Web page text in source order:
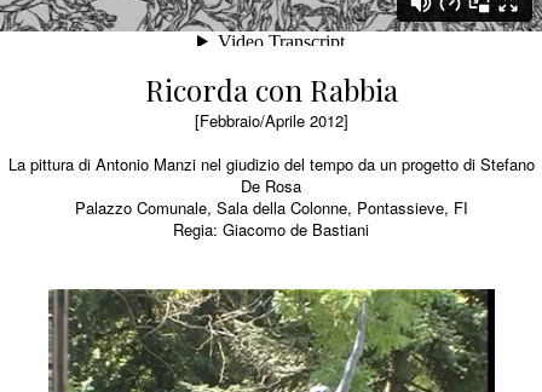
Ricorda con Rabbia
[Febbraio/Aprile 2012]
La pittura di Antonio Manzi nel giudizio del tempo da un progetto di Stefano
De Rosa
Palazzo Comunale, Sala della Colonne, Pontassieve, FI
Regia: Giacomo de Bastiani